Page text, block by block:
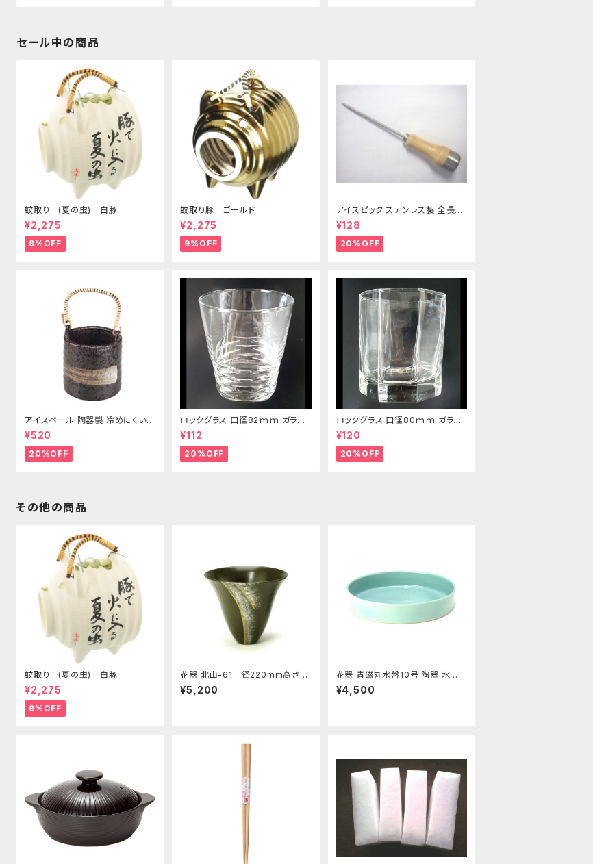
セール中の商品
蚊取り (夏の虫) 白豚
¥2,275
9%OFF
蚊取り豚 ゴールド
¥2,275
9%OFF
アイスピック ステンレス製 全長21
5ｍｍ
¥128
20%OFF
アイスペール 陶器製 冷めにくい二
重構造 860ml
¥520
20%OFF
ロックグラス 口径82ｍｍ ガラス
製 250cc
¥112
20%OFF
ロックグラス 口径80ｍｍ ガラス
製 220cc
¥120
20%OFF
その他の商品
蚊取り (夏の虫) 白豚
¥2,275
9%OFF
花器 北山-61 径220mm高さ19
0ｍｍ 陶器製 剣山受付水盤
生け花 いけばな 花瓶 華道用花器
¥5,200
花器 青磁丸水盤10号 陶器 水盤
花瓶 フラワーベース
¥4,500